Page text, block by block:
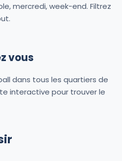
mercredi, week-end. Filtrez
vous
dans tous les quartiers de
interactive pour trouver le